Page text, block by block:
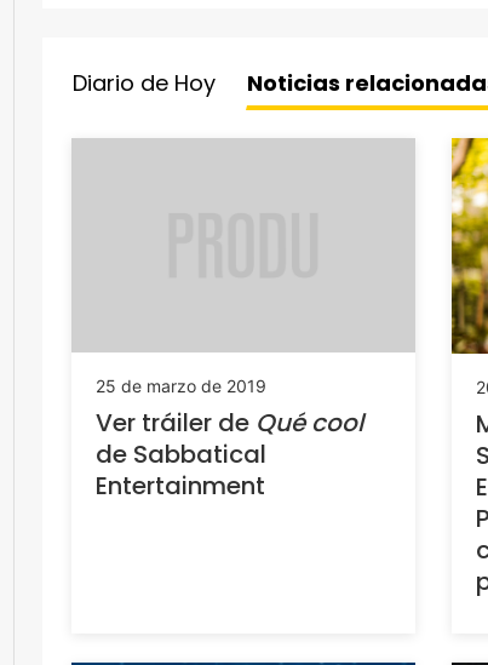
Diario de Hoy Noticias
25 de marzo de 2019
Ver tráiler de Qué cool
de Sabbatical
Entertainment